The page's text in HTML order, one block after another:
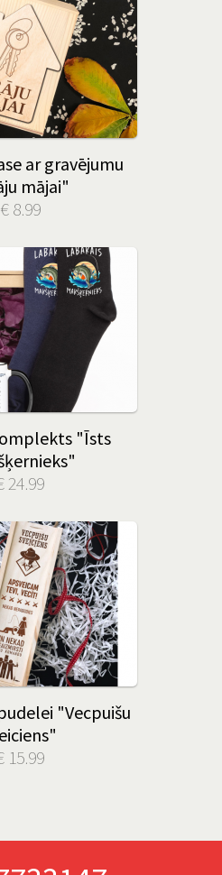
ar gravējumu
mājai"
€ 8.99
"Īsts
24.99
"Vecpuišu
15.99